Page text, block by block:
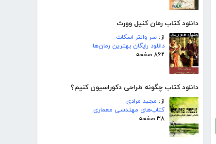
دانلود کتاب رمان کنیل وورث
از: سر والتر اسکات
دانلود رایگان بهترین رمان‌ها
۸۶۲ صفحه
دانلود کتاب چگونه طراحی دکوراسیون کنیم؟
از: مجید مرادی
کتاب‌های مهندسی معماری
۳۸ صفحه